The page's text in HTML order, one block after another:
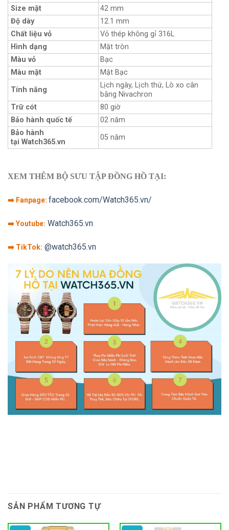
Size mặt
42 mm
Độ dày
12.1 mm
Chất liệu vỏ
Vỏ thép không gỉ 316L
Hình dạng
Mặt tròn
Màu vỏ
Bạc
Màu mặt
Mặt Bạc
Tính năng
Lịch ngày, Lịch thứ, Lò xo cân
bằng Nivachron
Trữ cót
80 giờ
Bảo hành quốc tế
02 năm
Bảo hành
tại Watch365.vn
05 năm
XEM THÊM BỘ SƯU TẬP ĐỒNG HỒ TẠI:
➡️ Fanpage: facebook.com/Watch365.vn/
➡️ Youtube: Watch365.vn
➡️ TikTok: @watch365.vn
SẢN PHẨM TƯƠNG TỰ